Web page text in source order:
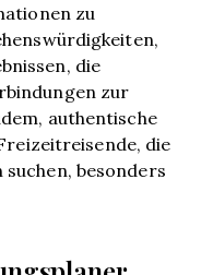
zu
die
zur
authentische
die
besonders